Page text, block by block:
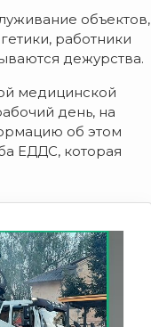
объектов,
работники
дежурства.
медицинской
день, на
об этом
ЕДДС, которая